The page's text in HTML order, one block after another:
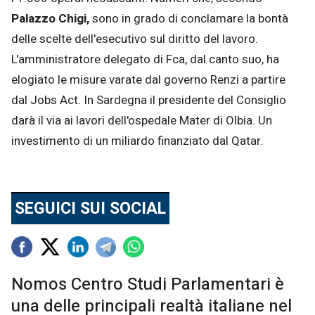
Palazzo Chigi,sono in grado di conclamare la bontà
delle scelte dell'esecutivo sul diritto del lavoro.
L'amministratore delegato di Fca, dal canto suo, ha
elogiato le misure varate dal governo Renzi a partire
dal Jobs Act. In Sardegna il presidente del Consiglio
darà il via ai lavori dell'ospedale Mater di Olbia. Un
investimento di un miliardo finanziato dal Qatar.
SEGUICI SUI SOCIAL
Nomos Centro Studi Parlamentari è
una delle principali realtà italiane nel